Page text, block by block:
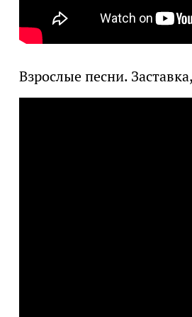
Взрослые песни.